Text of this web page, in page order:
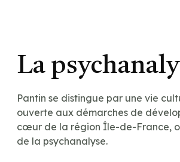
La
Pantin se distingue par une vie
ouverte aux démarches de
cœur de la région Île-de-France,
de la psychanalyse.